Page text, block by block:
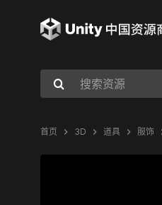
首页 3D 道具 服饰